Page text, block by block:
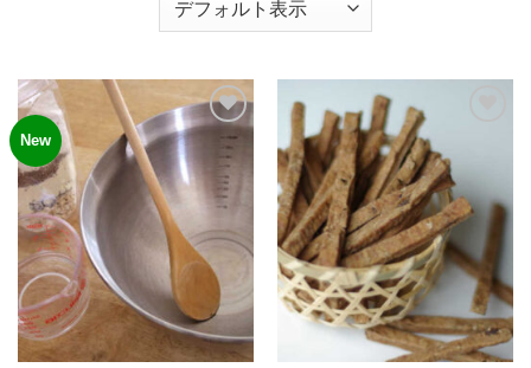
New
ほし
い物
リス
トに
追加
追加